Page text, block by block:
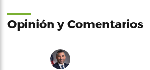
Opinión y Comentarios